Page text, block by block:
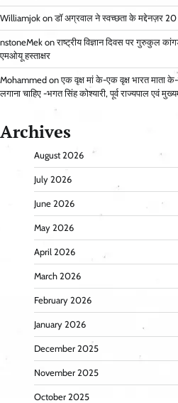
Williamjok onडॉ अग्रवाल ने स्वच्छता के मद्देनज़र 20
nstoneMek onराष्ट्रीय विज्ञान दिवस पर गुरुकुल
एमओयू हस्ताक्षर
Mohammed onएक वृक्ष मां के-एक वृक्ष भारत माता
लगाना चाहिए -भगत सिंह कोश्यारी, पूर्व राज्यपाल एवं
Archives
August 2026
July 2026
June 2026
May 2026
April 2026
March 2026
February 2026
January 2026
December 2025
November 2025
October 2025